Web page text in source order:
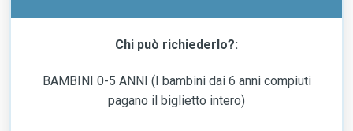
Chi può richiederlo?:
BAMBINI 0-5 ANNI (I bambini dai 6 anni compiuti
pagano il biglietto intero)